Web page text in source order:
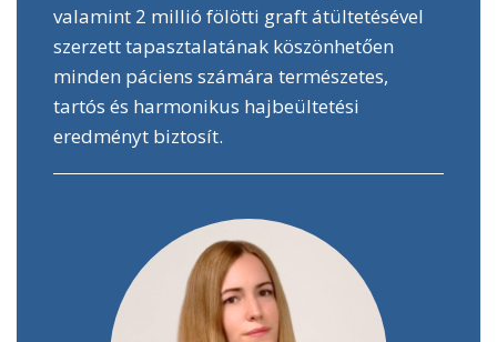
valamint 2 millió fölötti graft átültetésével
szerzett tapasztalatának köszönhetően
minden páciens számára természetes,
tartós és harmonikus hajbeültetési
eredményt biztosít.